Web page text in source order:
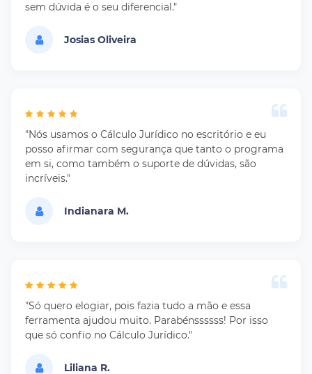
sem dúvida é o seu diferencial."
Josias Oliveira
"Nós usamos o Cálculo Jurídico no escritório e eu
posso afirmar com segurança que tanto o programa
em si, como também o suporte de dúvidas, são
incríveis."
Indianara M.
"Só quero elogiar, pois fazia tudo a mão e essa
ferramenta ajudou muito. Parabénssssss! Por isso
que só confio no Cálculo Jurídico."
Liliana R.